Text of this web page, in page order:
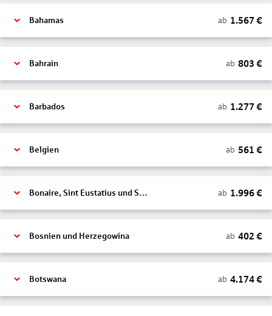
Bahamas ab 1.567 €
Bahrain ab 803 €
Barbados ab 1.277 €
Belgien ab 561 €
Bonaire, Sint Eustatius und Saba ab 1.996€
Bosnien und Herzegowina ab 402 €
Botswana ab 4.174€